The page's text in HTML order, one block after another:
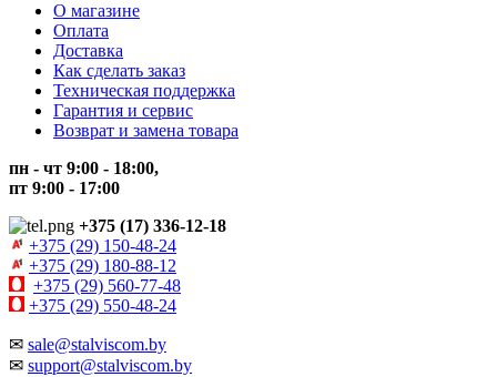
О магазине
Оплата
Доставка
Как сделать заказ
Техническая поддержка
Гарантия и сервис
Возврат и замена товара
пн - чт 9:00 - 18:00,
пт 9:00 - 17:00
+375 (17) 336-12-18
+375 (29) 150-48-24
+375 (29) 180-88-12
+375 (29) 560-77-48
+375 (29) 550-48-24
✉ sale@stalviscom.by
✉ support@stalviscom.by